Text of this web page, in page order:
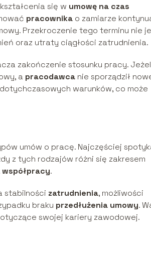
się w umowę na czas
pracownika o zamiarze
Przekroczenie tego terminu nie
oraz utraty ciągłości zatrudnienia.
zakończenie stosunku pracy.
a pracodawca nie sporządził
warunków, co może
umów o pracę. Najczęściej
z tych rodzajów różni się zakresem
współpracy.
stabilności zatrudnienia, możliwości
braku przedłużenia umowy.
swojej kariery zawodowej.